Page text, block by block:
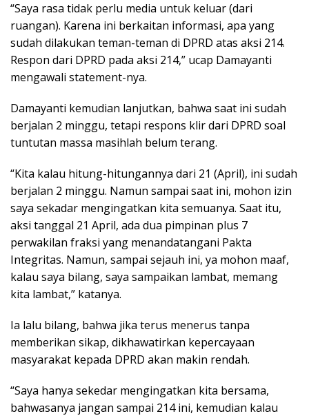
“Saya rasa tidak perlu media untuk keluar (dari
ruangan). Karena ini berkaitan informasi, apa yang
sudah dilakukan teman-teman di DPRD atas aksi 214.
Respon dari DPRD pada aksi 214,” ucap Damayanti
mengawali statement-nya.
Damayanti kemudian lanjutkan, bahwa saat ini sudah
berjalan 2 minggu, tetapi respons klir dari DPRD soal
tuntutan massa masihlah belum terang.
“Kita kalau hitung-hitungannya dari 21 (April), ini sudah
berjalan 2 minggu. Namun sampai saat ini, mohon izin
saya sekadar mengingatkan kita semuanya. Saat itu,
aksi tanggal 21 April, ada dua pimpinan plus 7
perwakilan fraksi yang menandatangani Pakta
Integritas. Namun, sampai sejauh ini, ya mohon maaf,
kalau saya bilang, saya sampaikan lambat, memang
kita lambat,” katanya.
Ia lalu bilang, bahwa jika terus menerus tanpa
memberikan sikap, dikhawatirkan kepercayaan
masyarakat kepada DPRD akan makin rendah.
“Saya hanya sekedar mengingatkan kita bersama,
bahwasanya jangan sampai 214 ini, kemudian kalau